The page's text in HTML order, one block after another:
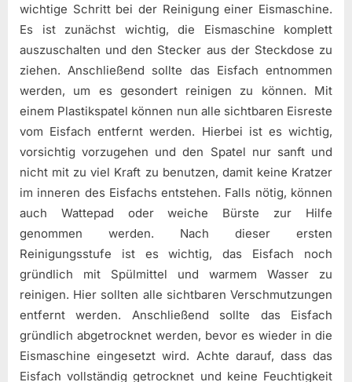
wichtige Schritt bei der Reinigung einer Eismaschine.
Es ist zunächst wichtig, die Eismaschine komplett
auszuschalten und den Stecker aus der Steckdose zu
ziehen. Anschließend sollte das Eisfach entnommen
werden, um es gesondert reinigen zu können. Mit
einem Plastikspatel können nun alle sichtbaren Eisreste
vom Eisfach entfernt werden. Hierbei ist es wichtig,
vorsichtig vorzugehen und den Spatel nur sanft und
nicht mit zu viel Kraft zu benutzen, damit keine Kratzer
im inneren des Eisfachs entstehen. Falls nötig, können
auch Wattepad oder weiche Bürste zur Hilfe
genommen werden. Nach dieser ersten
Reinigungsstufe ist es wichtig, das Eisfach noch
gründlich mit Spülmittel und warmem Wasser zu
reinigen. Hier sollten alle sichtbaren Verschmutzungen
entfernt werden. Anschließend sollte das Eisfach
gründlich abgetrocknet werden, bevor es wieder in die
Eismaschine eingesetzt wird. Achte darauf, dass das
Eisfach vollständig getrocknet und keine Feuchtigkeit